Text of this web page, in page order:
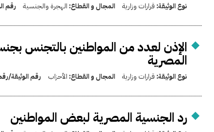
نوع الوثيقة: قرارات وزارية المجال و القطاع: الهجرة والجنسية رقم
الإذن لعدد من المواطنين بالتجنس
المصرية
نوع الوثيقة: قرارات وزارية المجال و القطاع: الأحزاب رقم الوثيقة/
رد الجنسية المصرية لبعض المواطنين